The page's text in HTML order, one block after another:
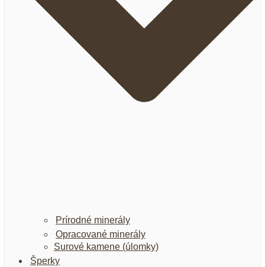
Prírodné minerály
Opracované minerály
Surové kamene (úlomky)
Šperky